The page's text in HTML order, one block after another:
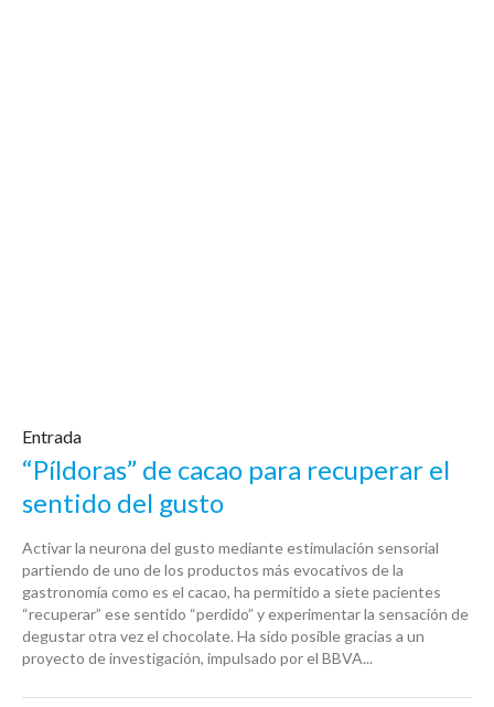
Entrada
“Píldoras” de cacao para recuperar el
sentido del gusto
Activar la neurona del gusto mediante estimulación sensorial
partiendo de uno de los productos más evocativos de la
gastronomía como es el cacao, ha permitido a siete pacientes
“recuperar” ese sentido “perdido” y experimentar la sensación de
degustar otra vez el chocolate. Ha sido posible gracias a un
proyecto de investigación, impulsado por el BBVA...